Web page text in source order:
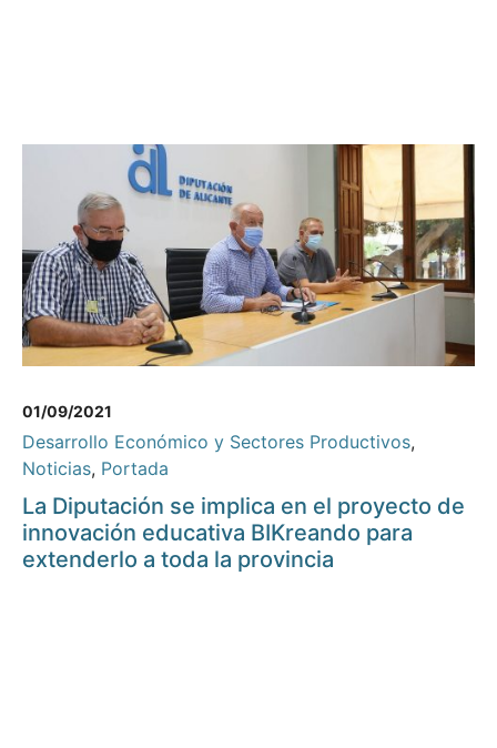
01/09/2021
Desarrollo Económico y Sectores Productivos,
Noticias, Portada
La Diputación se implica en el proyecto de
innovación educativa BIKreando para
extenderlo a toda la provincia